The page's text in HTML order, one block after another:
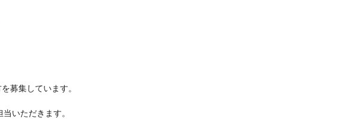
募集しています。
いただきます。